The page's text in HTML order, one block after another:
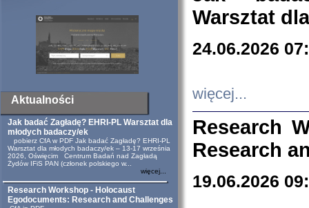
Aktualności
Jak badać Zagładę? EHRI-PL Warsztat dla
młodych badaczy/ek
pobierz CfA w PDF Jak badać Zagładę? EHRI-PL
Warsztat dla młodych badaczy/ek – 13-17 września
2026, Oświęcim Centrum Badań nad Zagładą
Żydów IFiS PAN (członek polskiego w...
więcej...
Research Workshop - Holocaust
Egodocuments: Research and Challenges
Warsztat
24.06.2026
więcej...
Research
Research
19.06.2026